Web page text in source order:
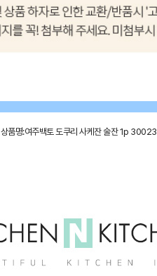
상품명:여주백토 도쿠리 사케잔 술잔 1p 30023